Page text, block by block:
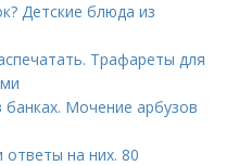
Детские блюда из
Трафареты для
Мочение арбузов
на них. 80